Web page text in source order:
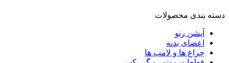
دسته‌ بندی محصولات
آپشن رنو
اعضای بدنه
چراغ ها و لامپ ها